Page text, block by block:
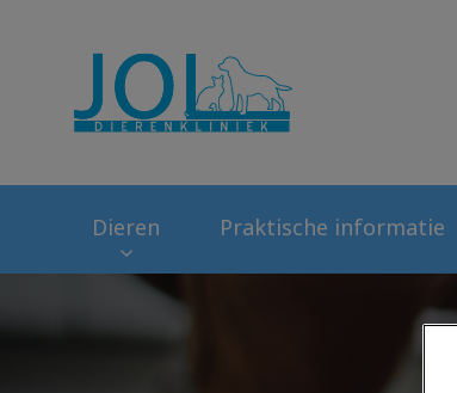
Dieren Praktische informatie